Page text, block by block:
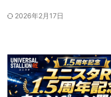
2026年2月17日